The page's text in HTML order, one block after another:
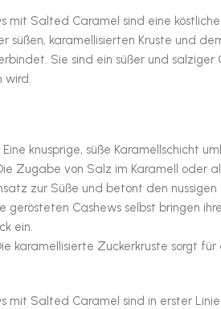
mit Salted Caramel sind eine
süßen, karamellisierten Kruste und
Sie sind ein süßer und salziger
wird.
Eine knusprige, süße Karamellschicht
Zugabe von Salz im Karamell oder
zur Süße und betont den nussigen
gerösteten Cashews selbst bringen
ein.
karamellisierte Zuckerkruste sorgt
mit Salted Caramel sind in erster